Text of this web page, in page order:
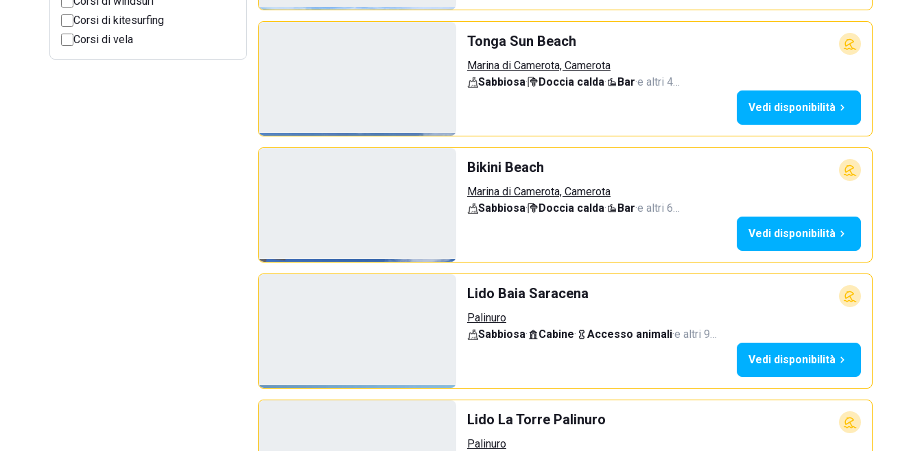
Corsi di kitesurfing
Corsi di vela
Tonga Sun Beach
Marina di Camerota, Camerota
Sabbiosa· Doccia calda· Bar·e altri 4…
Vedi disponibilità
Bikini Beach
Marina di Camerota, Camerota
Sabbiosa· Doccia calda· Bar·e altri 6…
Vedi disponibilità
Lido Baia Saracena
Palinuro
Sabbiosa· Cabine· Accesso animali·e altri 9…
Vedi disponibilità
Lido La Torre Palinuro
Palinuro